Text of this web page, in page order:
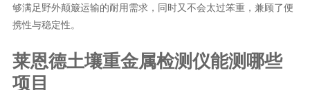
够满足野外颠簸运输的耐用需求，同时又不会太过笨重，兼顾了便
携性与稳定性。
莱恩德土壤重金属检测仪能测哪些
项目